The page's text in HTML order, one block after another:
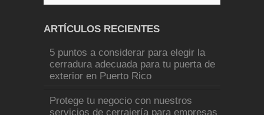
ARTÍCULOS RECIENTES
5 puntos a considerar para elegir la
cerradura adecuada para tu puerta de
exterior en Puerto Rico
Protege tu negocio con nuestros
servicios de cerrajería para empresas